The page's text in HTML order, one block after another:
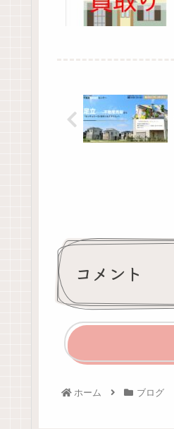
コメント
ホーム ブログ